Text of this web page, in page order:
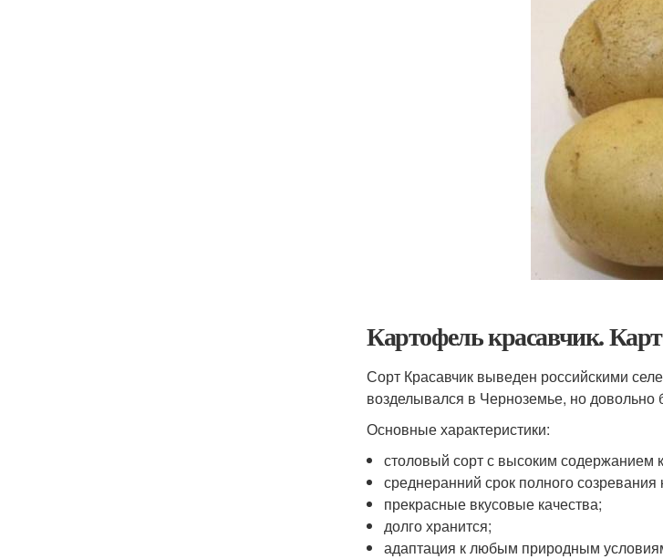
Картофель красавчик.
Сорт Красавчик выведен российскими
возделывался в Черноземье, но довольно
Основные характеристики:
столовый сорт с высоким содержанием
среднеранний срок полного созревания
прекрасные вкусовые качества;
долго хранится;
адаптация к любым природным